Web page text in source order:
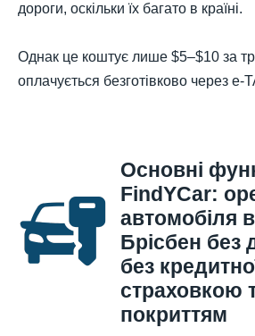
дороги, оскільки їх багато в країні.
Однак це коштує лише $5–$10 за
оплачується безготівково через e-
Основні
FindYCar:
автомобіля
Брісбен без
без
страховкою
покриттям